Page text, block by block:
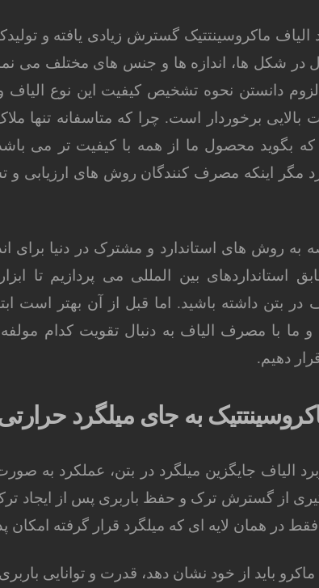
الیاف ماکروسینتتیک گسترش زیادی یافته و
در شکل ها، اندازه ها و جنس های مختلف می
دانستن نحوه تشخیص کیفیت این نوع الیاف
بالایی برخوردار است. چرا که متاسفانه تنها
که بگوید محصول ما از همه با کیفیت تر می
مگر اینکه مصرف کنندگان روش های ارزیابی
به روش های استاندارد و مشترک در دنیا برای
استانداردهای بین المللی می پردازیم تا
بتن داشته باشید. اما قبل از آن بهتر است
ما با مصرف الیاف به دنبال تقویت کدام
دهیم.
به جای میلگرد
الیاف جایگزین میلگرد در بتن، عملکرد به
از گسترش ترک و حفظ باربری پس از ایجاد
در همان لایه ای که میلگرد قرار گرفته امکان
باید از خود نشان دهد، قدرت و توانایی